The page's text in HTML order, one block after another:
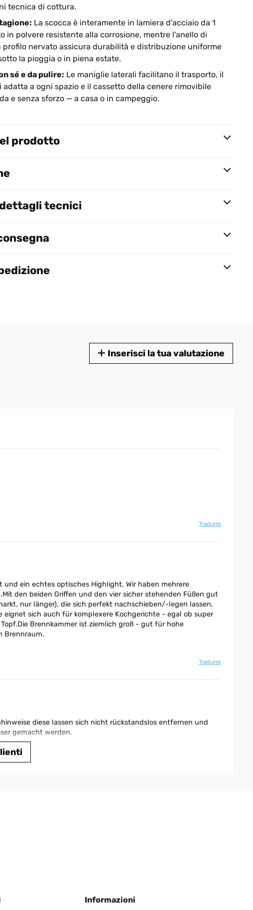
tecnica di cottura.
La scocca è interamente in lamiera d'acciaio da 1
in polvere resistente alla corrosione, mentre l'anello di
nervato assicura durabilità e distribuzione uniforme
la pioggia o in piena estate.
sé e da pulire: Le maniglie laterali facilitano il trasporto, il
a ogni spazio e il cassetto della cenere rimovibile
e senza sforzo — a casa o in campeggio.
prodotto
tecnici
Inserisci la tua valutazione
Tradurre
ein echtes optisches Highlight. Wir haben mehrere
den beiden Griffen und den vier sicher stehenden Füßen gut
nur länger), die sich perfekt nachschieben/-legen lassen,
eignet sich auch für komplexere Kochgerichte - egal ob super
Brennkammer ist ziemlich groß - gut für hohe
Brennraum.
Tradurre
diese lassen sich nicht rückstandslos entfernen und
gemacht werden.
Informazioni